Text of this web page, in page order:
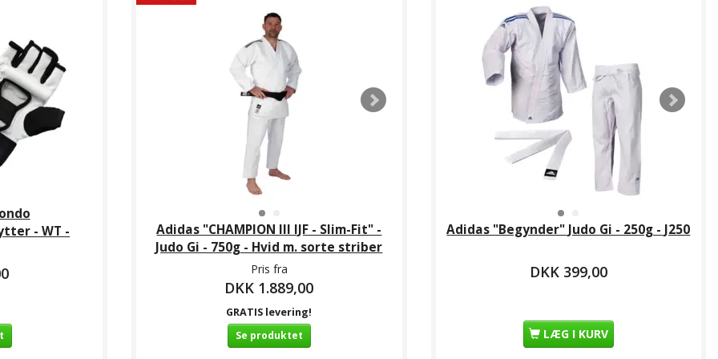
sorte
Adidas "EVOLUTION"
Judo Gi - 250g - J250E
DKK 289,00
- WT -
Adidas "CHAMPION III IJF - Slim-Fit" -
Judo Gi - 750g - Hvid m. sorte striber
Pris fra
DKK 1.889,00
GRATIS levering!
Se produktet
Adidas "Begynder" Judo Gi - 250g - J250
DKK 399,00
LÆG I KURV